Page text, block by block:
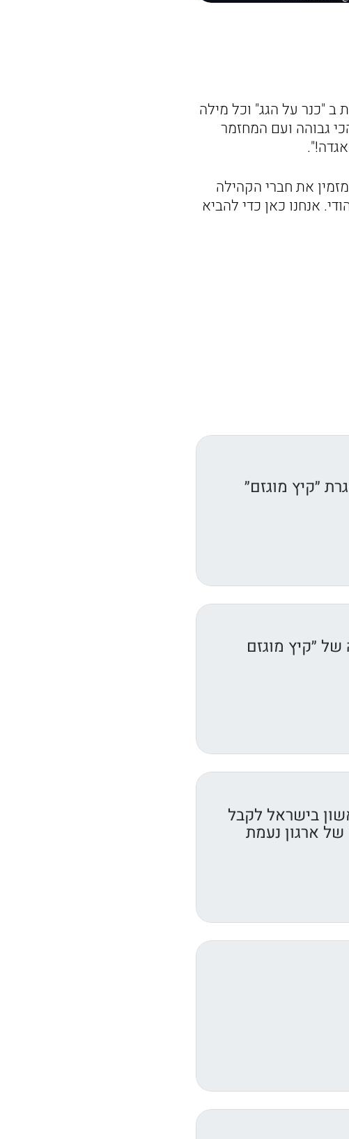
ב "כנר על הגג" וכל מילה
גבוהה ועם המחזמר
את חברי הקהילה
אנחנו כאן כדי להביא
״קיץ מוגזם״
״קיץ מוגזם
בישראל לקבל
של ארגון נעמת